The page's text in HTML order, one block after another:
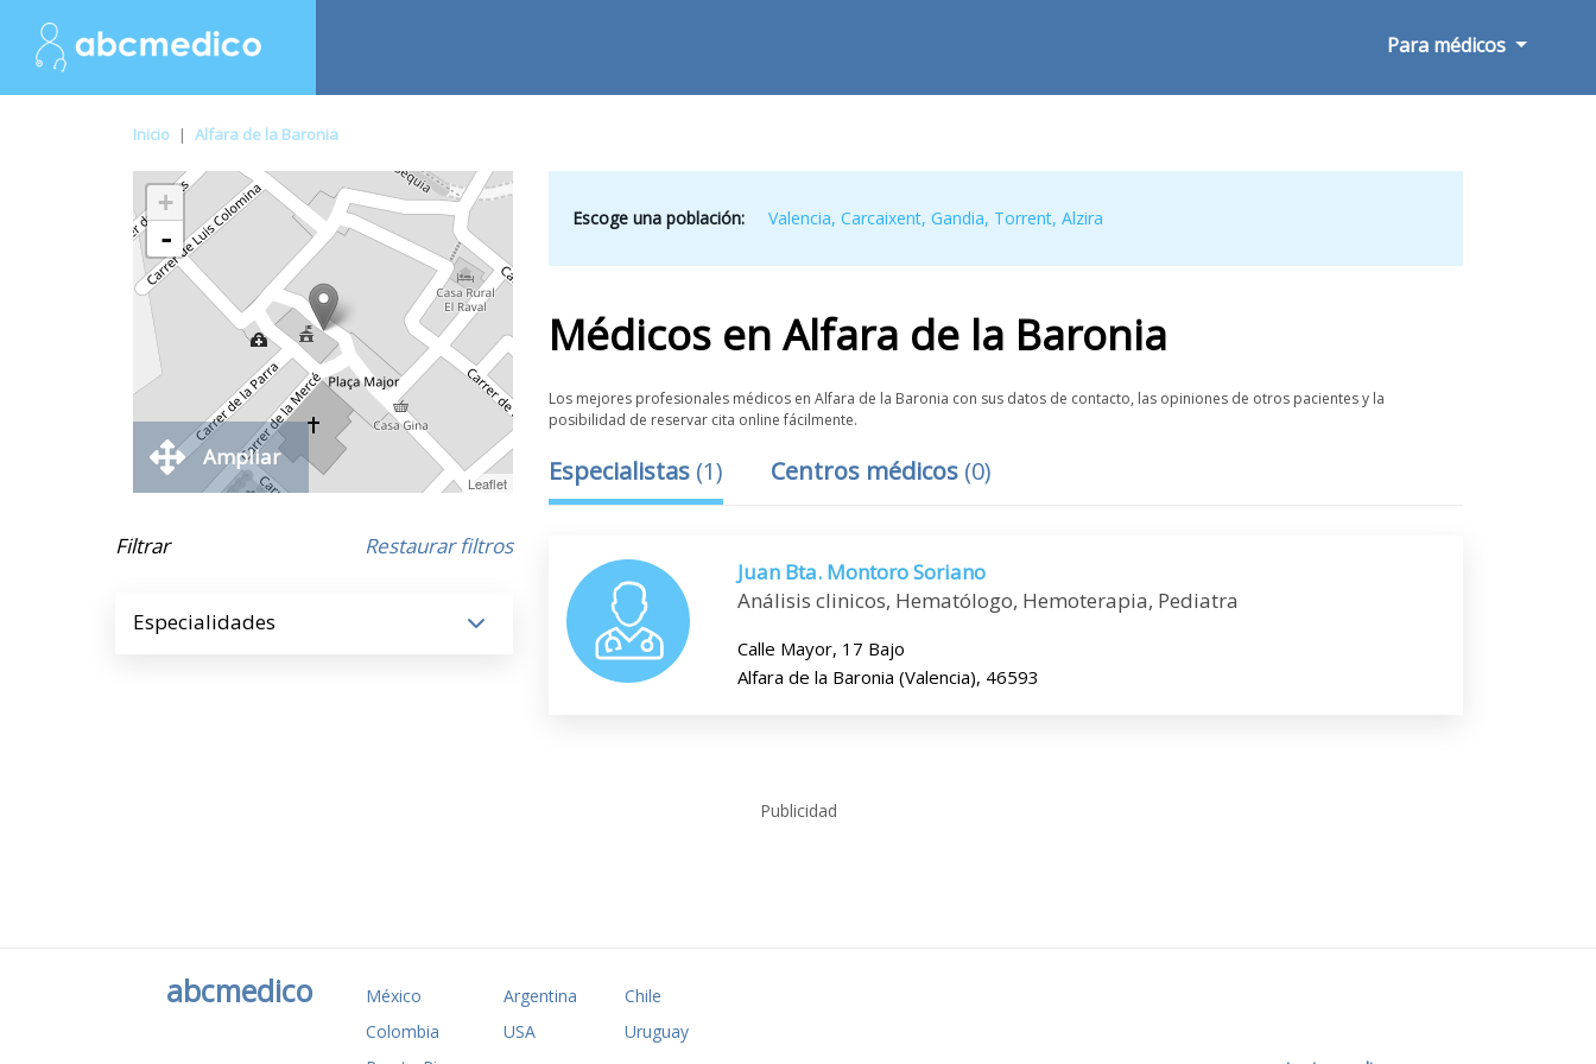
Para médicos
Inicio | Alfara de la Baronia
+
-
Leaflet
Ampliar
Filtrar Restaurar filtros
Especialidades
Escoge una población: Valencia,Carcaixent,Gandia, Torrent,Alzira
Médicos enAlfara de la Baronia
Los mejores profesionales médicos en Alfara de la Baronia con sus datos de contacto, las opiniones de otros pacientes y la
posibilidad de reservar cita online fácilmente.
Especialistas (1) Centros médicos (0)
Juan Bta. Montoro Soriano
Análisis clinicos, Hematólogo, Hemoterapia, Pediatra
Calle Mayor, 17 Bajo
Alfara de la Baronia (Valencia), 46593
Publicidad
abcmedico México Argentina
Chile
Colombia
USA
Uruguay